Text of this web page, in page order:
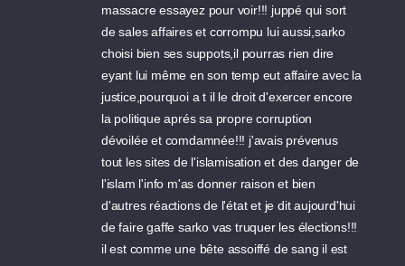
massacre essayez pour voir!!! juppé qui sort
de sales affaires et corrompu lui aussi,sarko
choisi bien ses suppots,il pourras rien dire
eyant lui même en son temp eut affaire avec la
justice,pourquoi a t il le droit d'exercer encore
la politique aprés sa propre corruption
dévoilée et comdamnée!!! j'avais prévenus
tout les sites de l'islamisation et des danger de
l'islam l'info m'as donner raison et bien
d'autres réactions de l'état et je dit aujourd'hui
de faire gaffe sarko vas truquer les élections!!!
il est comme une bête assoiffé de sang il est